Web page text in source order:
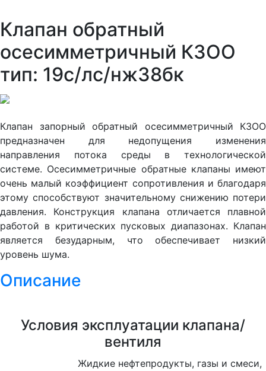
Клапан обратный
осесимметричный КЗОО
тип: 19с/лс/нж38бк
Клапан запорный обратный осесимметричный КЗОО
предназначен для недопущения изменения
направления потока среды в технологической
системе. Осесимметричные обратные клапаны имеют
очень малый коэффициент сопротивления и благодаря
этому способствуют значительному снижению потери
давления. Конструкция клапана отличается плавной
работой в критических пусковых диапазонах. Клапан
является безударным, что обеспечивает низкий
уровень шума.
Описание
Условия эксплуатации клапана/
вентиля
Жидкие нефтепродукты, газы и смеси,